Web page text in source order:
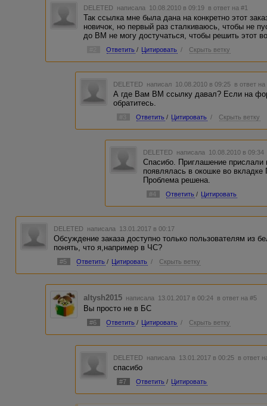
DELETED написала 10.08.2010 в 09:19 в ответ на #1
Так ссылка мне была дана на конкретно этот
новичок, но первый раз сталкиваюсь, чтобы не
до ВМ не могу достучаться, чтобы решить этот
Ответить / Цитировать / Скрыть ветку
DELETED написал 10.08.2010 в 09:25 в ответ на
А где Вам ВМ ссылку давал? Если на
обратитесь.
#3 Ответить / Цитировать / Скрыть ветку
DELETED написала 10.08.2010 в
Спасибо. Приглашение прислали
появлялась в окошке во вкладке
Проблема решена.
#4 Ответить / Цитировать
DELETED написала 13.01.2017 в 00:17
Обсуждение заказа доступно только пользователям из
понять, что я,например в ЧС?
#5 Ответить / Цитировать / Скрыть ветку
altysh2015 написала 13.01.2017 в 00:24 в ответ на #5
Вы просто не в БС
#6 Ответить / Цитировать / Скрыть ветку
DELETED написала 13.01.2017 в 00:25 в ответ
спасибо
#7 Ответить / Цитировать